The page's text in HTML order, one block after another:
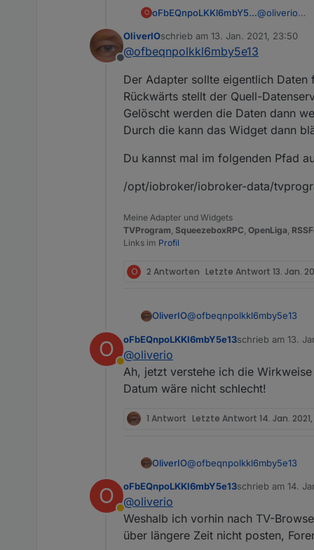
O oFbEQnpoLKKl6mbY5e13@oliverio
Daten von
Offline
OliverIOschrieb am 13. Jan. 2021, 23:50
zuletzt editiert von
@ofbeqnpolkkl6mby5e13
Der Adapter sollte eigentlich Daten
Rückwärts stellt der Quell-
Gelöscht werden die Daten dann
Durch die kann das Widget dann
Du kannst mal im folgenden Pfad
/opt/iobroker/iobroker-data/
Meine Adapter und Widgets
TVProgram, SqueezeboxRPC, OpenLiga,
Links im Profil
O 2 Antworten Letzte Antwort 13. Jan.
OliverIO@ofbeqnpolkkl6mby5e13
Der Adapter sollte eigentlich
Gelöscht werden die Daten
Durch die kann das Widget
Du kannst mal im folgenden
/opt/iobroker/iobroker-data/
O
Abwesend
oFbEQnpoLKKl6mbY5e13schrieb am 13.
zuletzt editiert
@oliverio
Ah, jetzt verstehe ich die
Datum wäre nicht schlecht!
1 Antwort Letzte Antwort 14. Jan.
OliverIO@ofbeqnpolkkl6mby5e13
Der Adapter sollte eigentlich
Gelöscht werden die Daten
Durch die kann das Widget
Du kannst mal im
/opt/iobroker/iobroker-data/
O
Abwesend
oFbEQnpoLKKl6mbY5e13schrieb am 14.
zuletzt editiert
@oliverio
Weshalb ich vorhin nach TV-
über längere Zeit nicht posten,